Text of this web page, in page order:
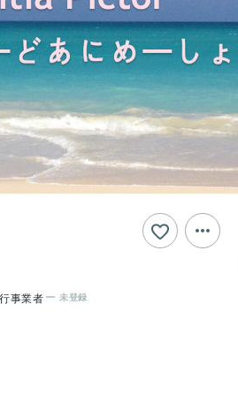
事業者 未登録